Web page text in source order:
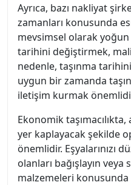
Ayrıca, bazı nakliyat
zamanları konusunda
mevsimsel olarak
tarihini değiştirmek,
nedenle, taşınma
uygun bir zamanda
iletişim kurmak
Ekonomik taşımacılıkta,
yer kaplayacak şekilde
önemlidir. Eşyalarınızı
olanları bağışlayın veya
malzemeleri